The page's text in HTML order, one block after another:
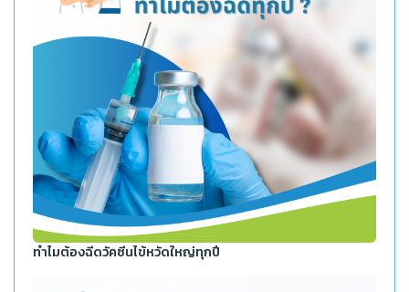
ทำไมต้องฉีดวัคซีนไข้หวัดใหญ่ทุกปี